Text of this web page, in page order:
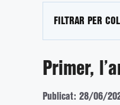
FILTRAR PER
Primer,
Publicat: 28/06/